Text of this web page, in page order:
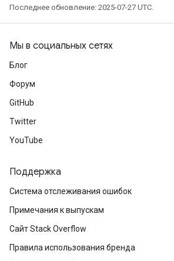
Последнее обновление: 2025-07-27 UTC.
Мы в социальных сетях
Блог
Форум
GitHub
Twitter
YouTube
Поддержка
Система отслеживания ошибок
Примечания к выпускам
Сайт Stack Overflow
Правила использования бренда